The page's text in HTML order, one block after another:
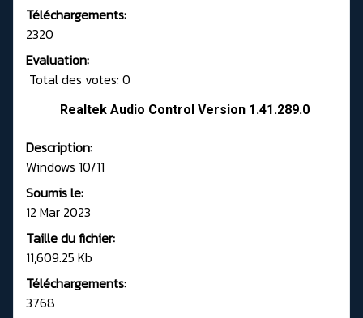
Téléchargements:
2320
Evaluation:
Total des votes: 0
Realtek Audio Control Version 1.41.289.0
Description:
Windows 10/11
Soumis le:
12 Mar 2023
Taille du fichier:
11,609.25 Kb
Téléchargements:
3768